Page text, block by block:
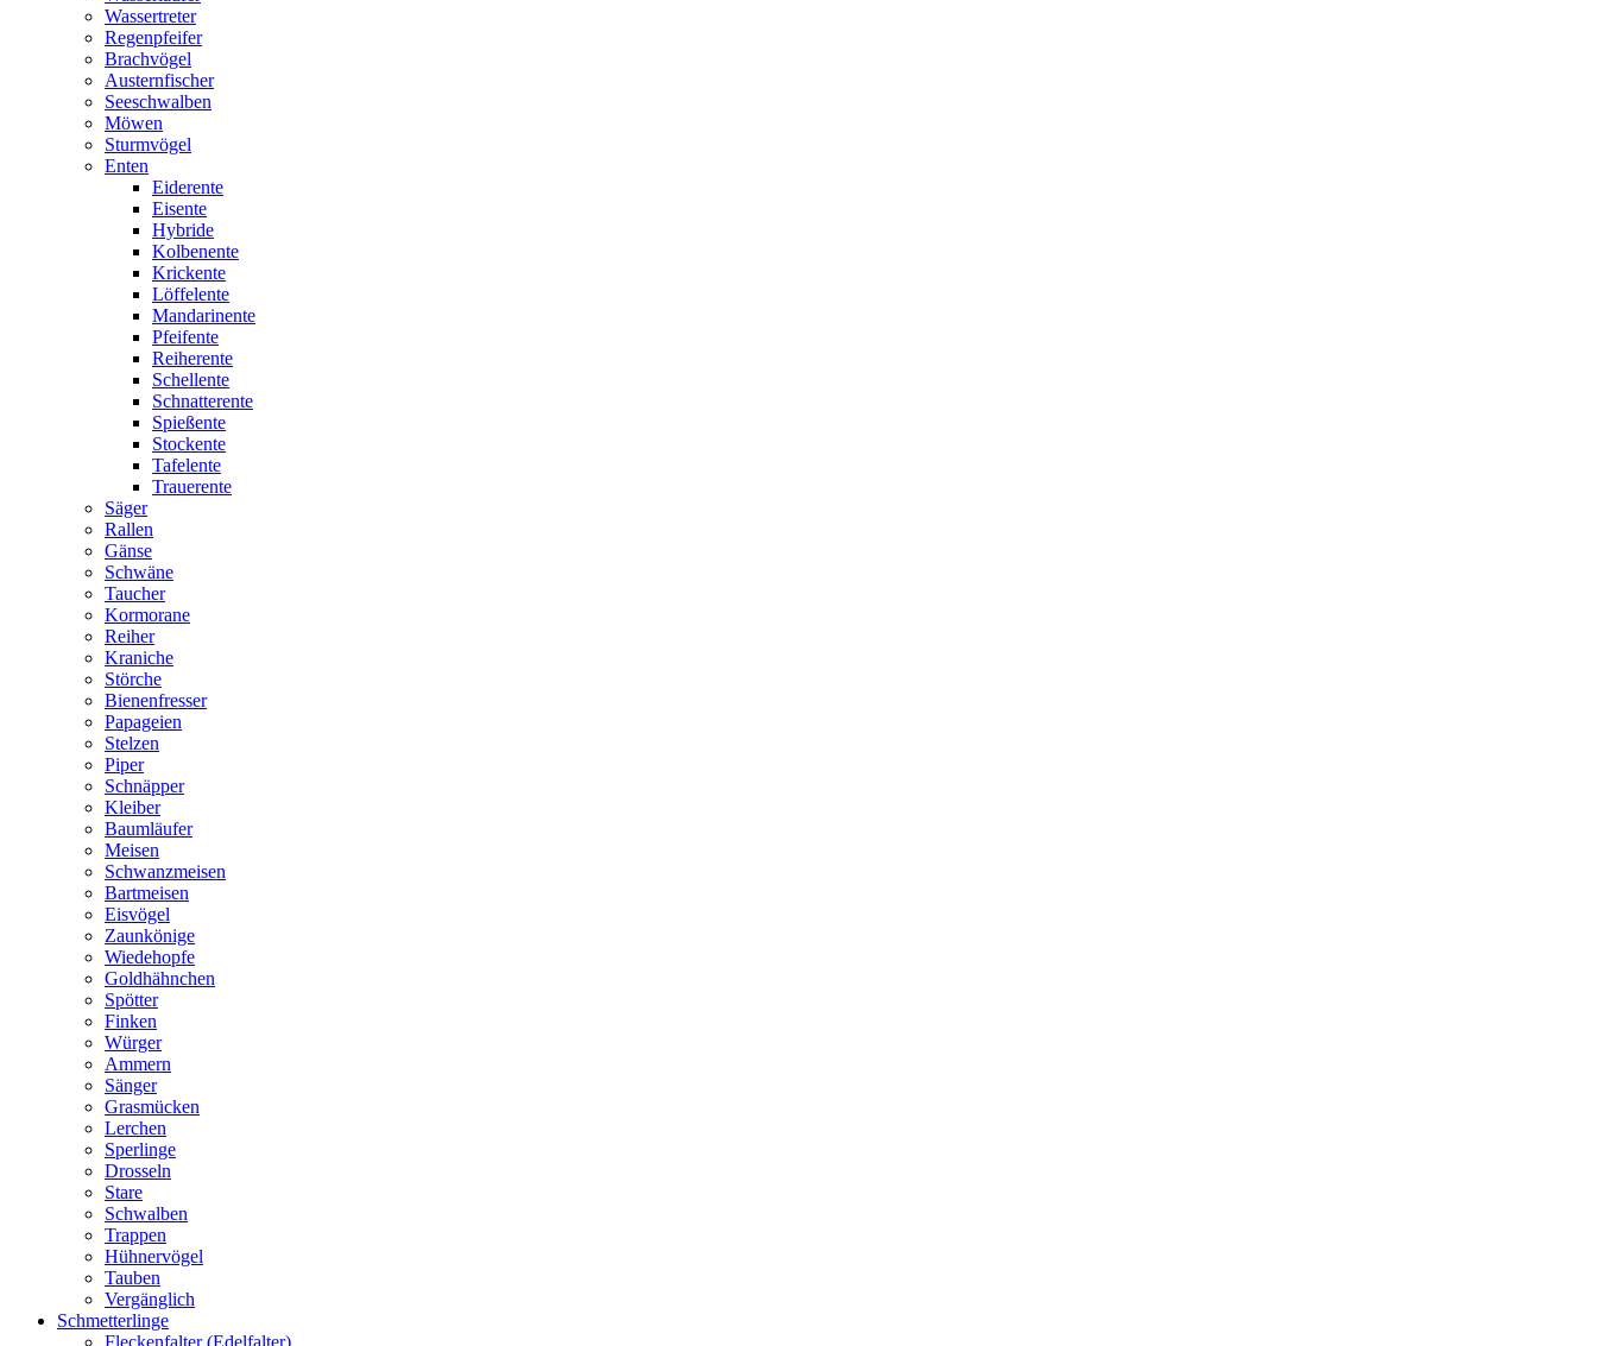
Wassertreter
Regenpfeifer
Brachvögel
Austernfischer
Seeschwalben
Möwen
Sturmvögel
Enten
Eiderente
Eisente
Hybride
Kolbenente
Krickente
Löffelente
Mandarinente
Pfeifente
Reiherente
Schellente
Schnatterente
Spießente
Stockente
Tafelente
Trauerente
Säger
Rallen
Gänse
Schwäne
Taucher
Kormorane
Reiher
Kraniche
Störche
Bienenfresser
Papageien
Stelzen
Piper
Schnäpper
Kleiber
Baumläufer
Meisen
Schwanzmeisen
Bartmeisen
Eisvögel
Zaunkönige
Wiedehopfe
Goldhähnchen
Spötter
Finken
Würger
Ammern
Sänger
Grasmücken
Lerchen
Sperlinge
Drosseln
Stare
Schwalben
Trappen
Hühnervögel
Tauben
Vergänglich
Schmetterlinge
Fleckenfalter (Edelfalter)